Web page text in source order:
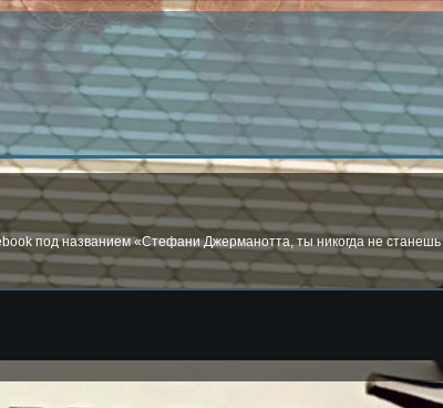
под названием «Стефани Джерманотта, ты никогда не станешь